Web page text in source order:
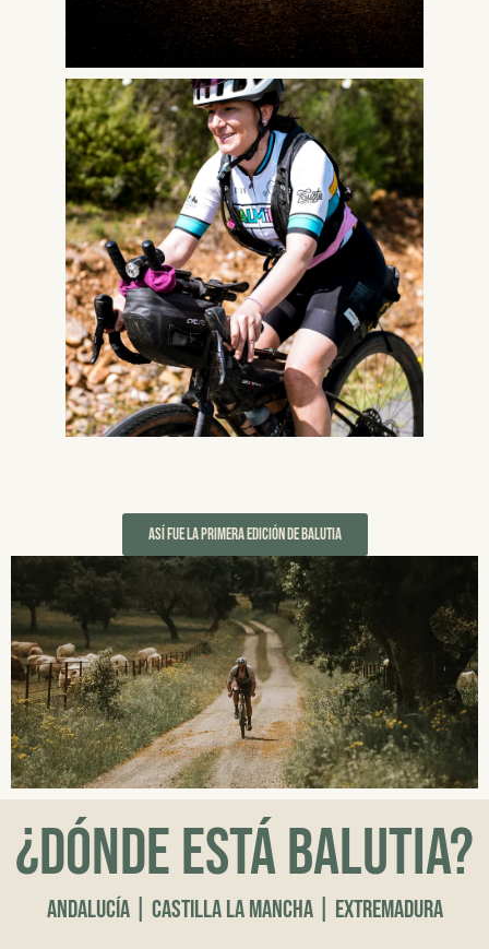
ASÍ FUE LA PRIMERA EDICIÓN DE BALUTIA
¿Dónde está Balutia?
Andalucía | Castilla La Mancha | EXTREMADURA